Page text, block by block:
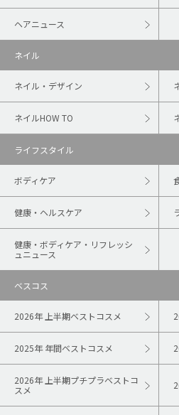
ヘアニュース
ネイル
ネイル・デザイン
ネイルHOW TO
ライフスタイル
ボディケア
健康・ヘルスケア
健康・ボディケア・リフレッシ
ュニュース
ベスコス
2026年 上半期ベストコスメ
2025年 年間ベストコスメ
2026年 上半期プチプラベストコ
スメ